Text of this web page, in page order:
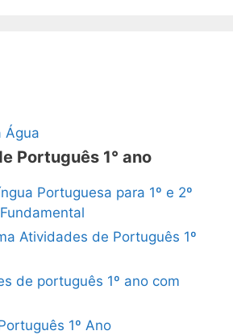
Água
Português 1° ano
Portuguesa para 1º e 2º
Atividades de Português 1º
de português 1º ano com
1º Ano